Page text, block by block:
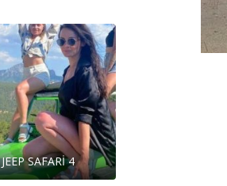
JEEP SAFARİ 4